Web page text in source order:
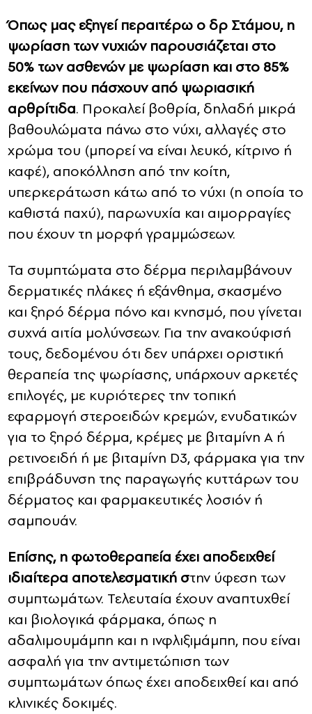
Όπως μας εξηγεί περαιτέρω ο δρ Στάμου, η
ψωρίαση των νυχιών παρουσιάζεται στο
50% των ασθενών με ψωρίαση και στο 85%
εκείνων που πάσχουν από ψωριασική
αρθρίτιδα. Προκαλεί βοθρία, δηλαδή μικρά
βαθουλώματα πάνω στο νύχι, αλλαγές στο
χρώμα του (μπορεί να είναι λευκό, κίτρινο ή
καφέ), αποκόλληση από την κοίτη,
υπερκεράτωση κάτω από το νύχι (η οποία το
καθιστά παχύ), παρωνυχία και αιμορραγίες
που έχουν τη μορφή γραμμώσεων.
Τα συμπτώματα στο δέρμα περιλαμβάνουν
δερματικές πλάκες ή εξάνθημα, σκασμένο
και ξηρό δέρμα πόνο και κνησμό, που γίνεται
συχνά αιτία μολύνσεων. Για την ανακούφισή
τους, δεδομένου ότι δεν υπάρχει οριστική
θεραπεία της ψωρίασης, υπάρχουν αρκετές
επιλογές, με κυριότερες την τοπική
εφαρμογή στεροειδών κρεμών, ενυδατικών
για το ξηρό δέρμα, κρέμες με βιταμίνη Α ή
ρετινοειδή ή με βιταμίνη D3, φάρμακα για την
επιβράδυνση της παραγωγής κυττάρων του
δέρματος και φαρμακευτικές λοσιόν ή
σαμπουάν.
Επίσης, η φωτοθεραπεία έχει αποδειχθεί
ιδιαίτερα αποτελεσματική στην ύφεση των
συμπτωμάτων. Τελευταία έχουν αναπτυχθεί
και βιολογικά φάρμακα, όπως η
αδαλιμουμάμπη και η ινφλιξιμάμπη, που είναι
ασφαλή για την αντιμετώπιση των
συμπτωμάτων όπως έχει αποδειχθεί και από
κλινικές δοκιμές.